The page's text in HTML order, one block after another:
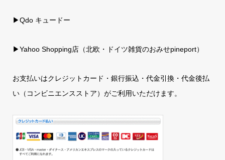
▶Qdo キュードー
▶Yahoo Shopping店（北欧・ドイツ雑貨のおみせpineport）
お支払いはクレジットカード・銀行振込・代金引換・代金後払
い（コンビニエンスストア）がご利用いただけます。